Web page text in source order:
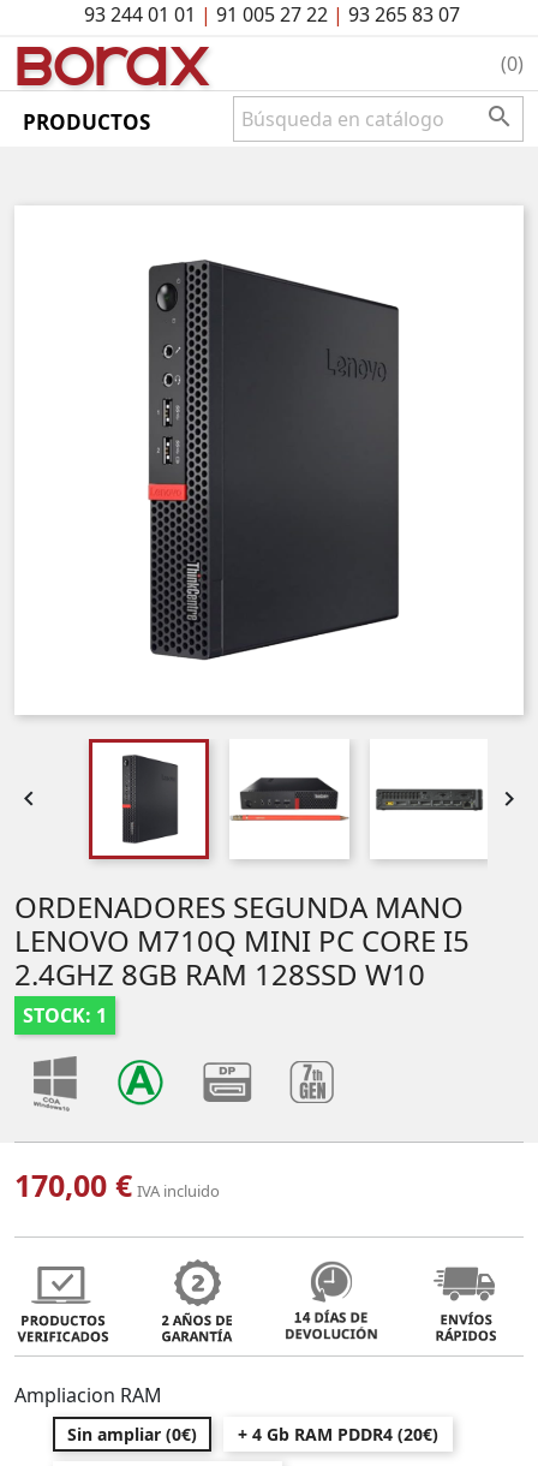
93 244 01 01 | 91 005 27 22| 93 265 83 07
BOrAx (0)
PRODUCTOS 
 
ORDENADORES SEGUNDA MANO
LENOVO M710Q MINI PC CORE I5
2.4GHZ 8GB RAM 128SSD W10
STOCK: 1
170,00 € IVA incluido
Ampliacion RAM
Sin ampliar (0€)
+ 4 Gb RAM PDDR4 (20€)